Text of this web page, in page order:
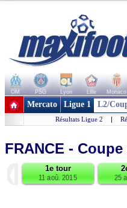
OM PSG Lyon Lille Monaco
+ de clubs
Mercato Ligue 1 L2/
Résultats Ligue 2 |
FRANCE -
1e tour
11 aoû. 2015 25